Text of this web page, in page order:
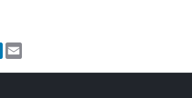
LinkedIn